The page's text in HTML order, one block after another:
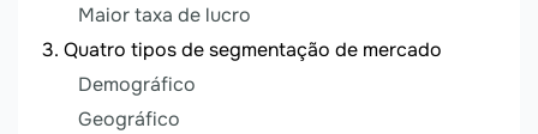
Maior taxa de lucro
Quatro tipos de segmentação de mercado
Demográfico
Geográfico